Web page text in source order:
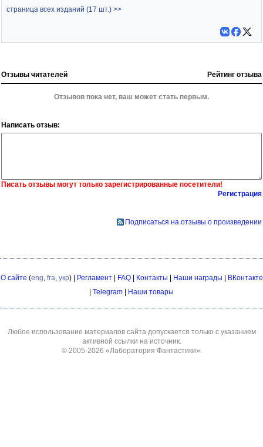
страница всех изданий (17 шт.) >>
Отзывы читателей Рейтинг отзыва
Отзывов пока нет, ваш может стать первым.
Написать отзыв:
Писать отзывы могут только зарегистрированные посетители!
Регистрация
Подписаться на отзывы о произведении
О сайте (eng fra укр) | Регламент| FAQ| Контакты | Наши награды | ВКонтакте
| Telegram | Наши товары
Любое использование материалов сайта допускается только с указанием
активной ссылки на источник.
© 2005-2026 «Лаборатория Фантастики»